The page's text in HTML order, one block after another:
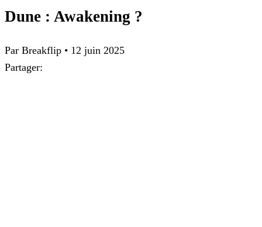
Dune : Awakening ?
Par Breakflip • 12 juin 2025
Partager: